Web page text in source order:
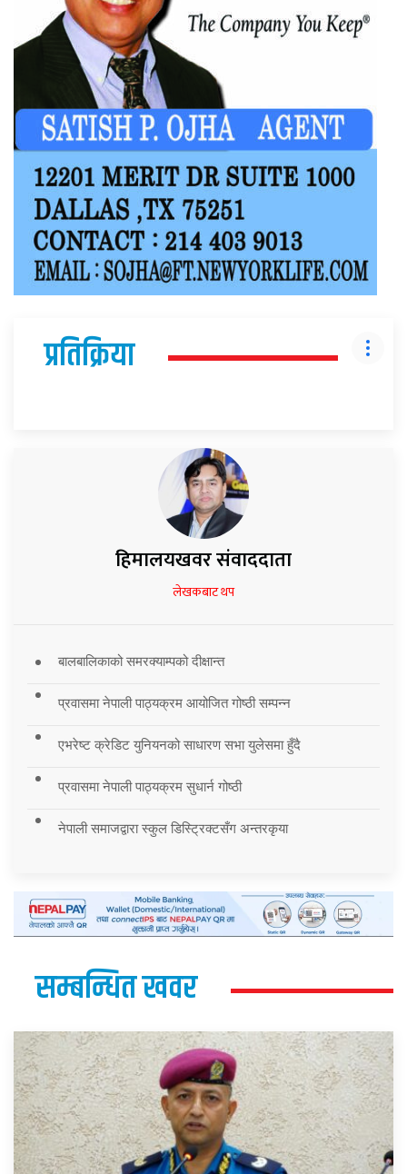
प्रतिक्रिया
हिमालयखवर संवाददाता
लेखकबाट थप
बालबालिकाको समरक्याम्पको दीक्षान्त
प्रवासमा नेपाली पाठ्यक्रम आयोजित गोष्ठी सम्पन्न
एभरेष्ट क्रेडिट युनियनको साधारण सभा युलेसमा हुँदै
प्रवासमा नेपाली पाठ्यक्रम सुधार्न गोष्ठी
नेपाली समाजद्वारा स्कुल डिस्ट्रिक्टसँग अन्तरकृया
सम्बन्धित खवर